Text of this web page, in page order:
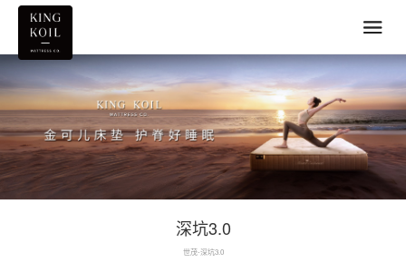
深坑3.0
世茂-深坑3.0